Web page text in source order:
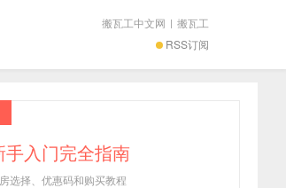
RSS订阅
搬瓦工中文网 | 搬瓦工
入门完全指南
选择、优惠码和购买教程